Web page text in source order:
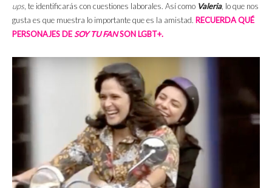
ups , te identificarás con cuestiones laborales. Así como Valeria, lo que nos
gusta es que muestra lo importante que es la amistad. RECUERDA QUÉ
PERSONAJES DESOY TU FANSON LGBT+.